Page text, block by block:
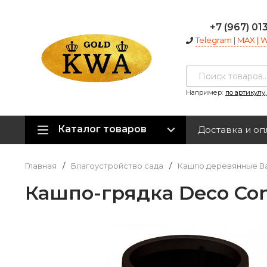
+7 (967)
Telegram | MAX |
Например: по
Каталог товаров Доставка и
Главная / Благоустройство сада / Кашпо деревянные
Кашпо-грядка Deco